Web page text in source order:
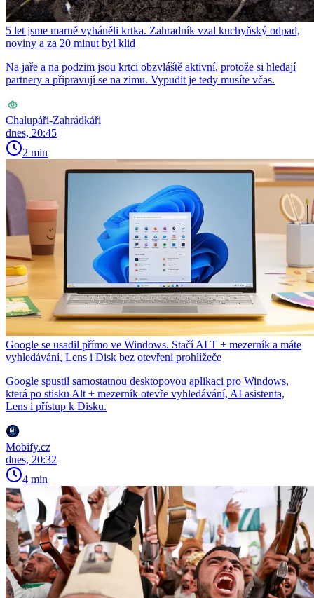
5 let jsme marně vyháněli krtka. Zahradník vzal kuchyňský odpad,
noviny a za 20 minut byl klid
Na jaře a na podzim jsou krtci obzvláště aktivní, protože si hledají
partnery a připravují se na zimu. Vypudit je tedy musíte včas.
Chalupáři-Zahrádkáři
dnes, 20:45
2 min
Google se usadil přímo ve Windows. Stačí ALT + mezerník a máte
vyhledávání, Lens i Disk bez otevření prohlížeče
Google spustil samostatnou desktopovou aplikaci pro Windows,
která po stisku Alt + mezerník otevře vyhledávání, AI asistenta,
Lens i přístup k Disku.
Mobify.cz
dnes, 20:32
4 min